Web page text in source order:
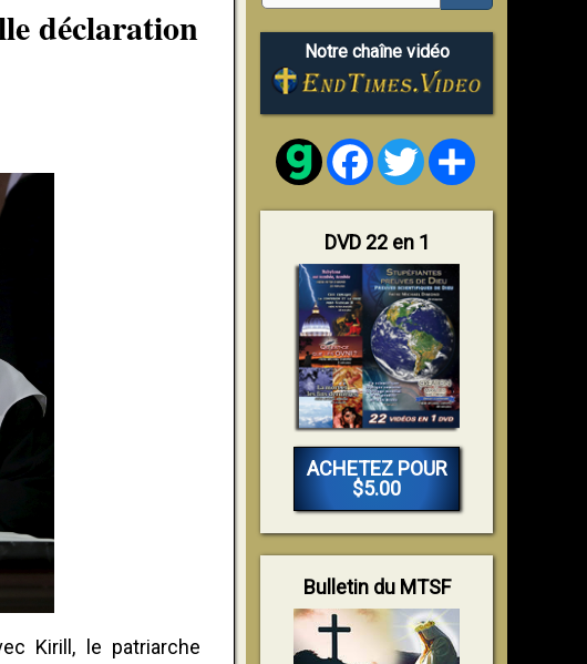
déclaration
Kirill, le patriarche
Notre chaîne vidéo
FacebookTwitter
DVD 22 en 1
ACHETEZ POUR
$5.00
Bulletin du MTSF